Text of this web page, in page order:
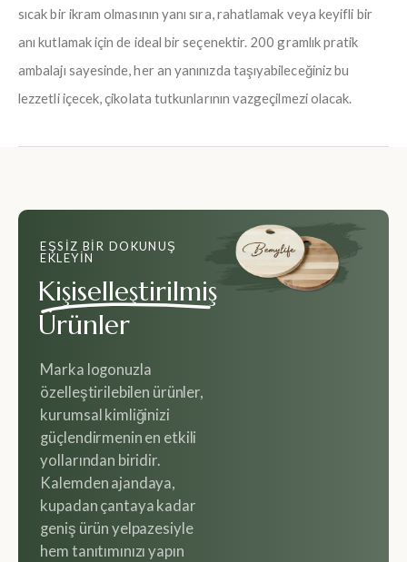
sıcak bir ikram olmasının yanı sıra, rahatlamak veya keyifli bir
anı kutlamak için de ideal bir seçenektir. 200 gramlık pratik
ambalajı sayesinde, her an yanınızda taşıyabileceğiniz bu
lezzetli içecek, çikolata tutkunlarının vazgeçilmezi olacak.
EŞSIZ BIR DOKUNUŞ
EKLEYIN
Kişiselleştirilmiş
Ürünler
Marka logonuzla
özelleştirilebilen ürünler,
kurumsal kimliğinizi
güçlendirmenin en etkili
yollarından biridir.
Kalemden ajandaya,
kupadan çantaya kadar
geniş ürün yelpazesiyle
hem tanıtımınızı yapın